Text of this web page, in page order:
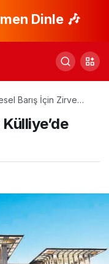
Dinle 🎶
Barış İçin Zirve
Paylaş